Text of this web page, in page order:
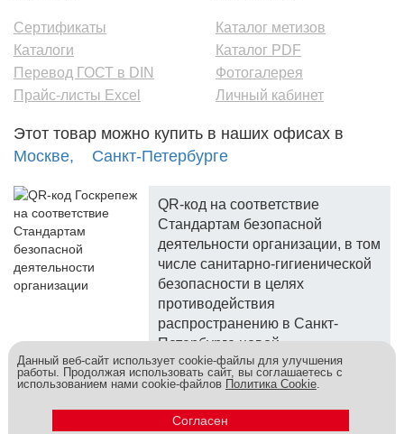
Сертификаты
Каталоги
Перевод ГОСТ в DIN
Прайс-листы Excel
Каталог метизов
Каталог PDF
Фотогалерея
Личный кабинет
Этот товар можно купить в наших офисах в
Москве,
Санкт-Петербурге
QR-код на соответствие
Стандартам безопасной
деятельности организации, в том
числе санитарно-гигиенической
безопасности в целях
противодействия
распространению в Санкт-
Петербурге новой
коронавирусной инфекции.
Метизы и крепеж оптом - это к нам! © 2026
Данный веб-сайт использует cookie-файлы для улучшения
работы. Продолжая использовать сайт, вы соглашаетесь с
использованием нами cookie-файлов Политика Cookie.
Согласен